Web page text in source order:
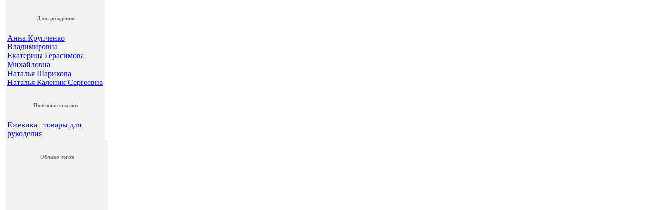
День рождения
Анна Крупченко
Владимировна
Екатерина Герасимова
Михайловна
Наталья Шарикова
Наталья Каленик Сергеевна
Полезные ссылки
Ежевика - товары для
рукоделия
Облако тегов